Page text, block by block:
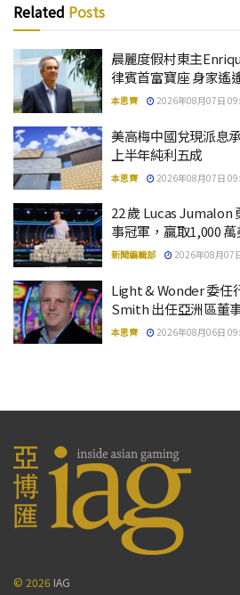
Related Posts
晨麗度假村東主
律賓首富寶座 身家遙
本思齊 2026年08月07日
美高梅中國兌現派息
上半年純利五成
本思齊 2026年08月07日
22 歲 Lucas Jumalon
事冠軍，贏取1,000
新聞編輯部 2026年08月07
Light & Wonder 委任
Smith 出任亞洲區董
本思齊 2026年08月06日
© 2026 IAG